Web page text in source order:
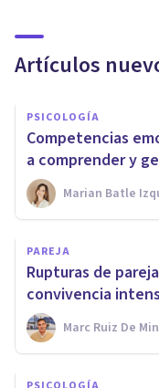
Artículos
PSICOLOGÍA
Competencias
a comprender y
Marian Batle
PAREJA
Rupturas de
convivencia
Marc Ruiz De